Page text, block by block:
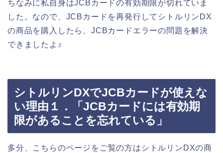
ちなみに私自身はJCBカードの有効期限が切れていま
した。なので、JCBカードを再発行してシトルリンDX
の商品を購入したら、JCBカードエラーの問題を解決
できましたよ♪
シトルリンDXでJCBカードが使えな
い理由１．「JCBカードには有効期
限があることを忘れている」
多分、こちらのページをご覧の方はシトルリンDXの商